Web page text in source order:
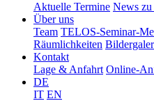
Aktuelle Termine News
Über uns
Team TELOS-Seminar-
Räumlichkeiten
Kontakt
Lage & Anfahrt Online-
DE
IT EN